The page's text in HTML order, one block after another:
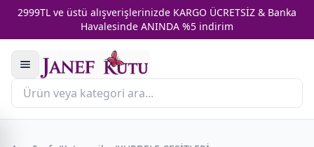
2999TL ve üstü alışverişlerinizde KARGO ÜCRETSİZ & Banka
Havalesinde ANINDA %5 indirim